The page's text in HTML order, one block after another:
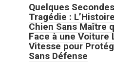
Quelques
Tragédie :
Chien Sans Maître
Face à une Voiture
Vitesse pour
Sans Défense